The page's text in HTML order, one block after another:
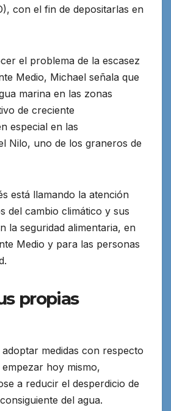
con el fin de depositarlas en
el problema de la escasez
Medio, Michael señala que
marina en las zonas
de creciente
especial en las
Nilo, uno de los graneros de
está llamando la atención
del cambio climático y sus
la seguridad alimentaria, en
Medio y para las personas
propias
medidas con respecto
hoy mismo,
a reducir el desperdicio de
del agua.